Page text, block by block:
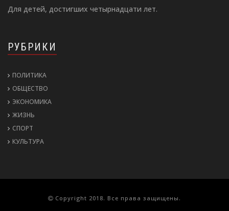
Для детей, достигших четырнадцати лет.
РУБРИКИ
ПОЛИТИКА
ОБЩЕСТВО
ЭКОНОМИКА
ЖИЗНЬ
СПОРТ
КУЛЬТУРА
Copyright 2018. Все права защищены.